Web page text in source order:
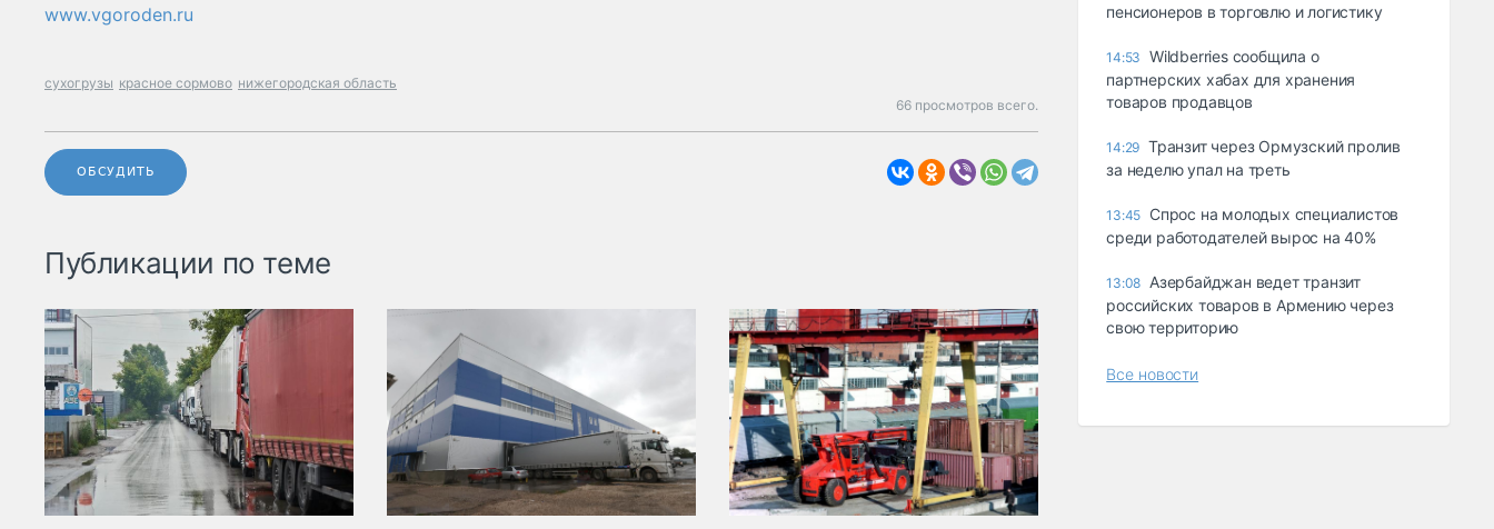
www.vgoroden.ru
сухогрузы красное сормово нижегородская область
66 просмотров всего.
ОБСУДИТЬ
Публикации по теме
пенсионеров в торговлю и логистику
14:53
Wildberries сообщила о
партнерских хабах для хранения
товаров продавцов
14:29 Транзит через Ормузский пролив
за неделю упал на треть
13:45 Спрос на молодых специалистов
среди работодателей вырос на 40%
13:08 Азербайджан ведет транзит
российских товаров в Армению через
свою территорию
Все новости